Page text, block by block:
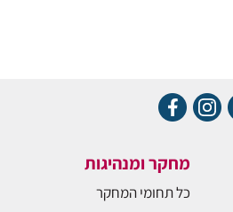
מחקר ומנהיגות
כל תחומי המחקר